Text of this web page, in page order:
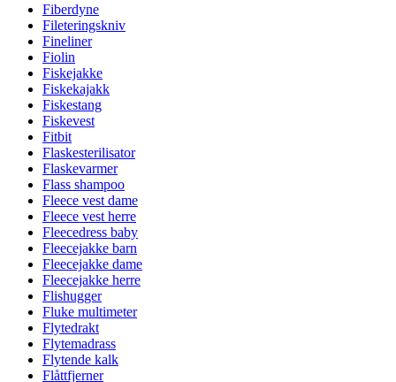
Fiberdyne
Fileteringskniv
Fineliner
Fiolin
Fiskejakke
Fiskekajakk
Fiskestang
Fiskevest
Fitbit
Flaskesterilisator
Flaskevarmer
Flass shampoo
Fleece vest dame
Fleece vest herre
Fleecedress baby
Fleecejakke barn
Fleecejakke dame
Fleecejakke herre
Flishugger
Fluke multimeter
Flytedrakt
Flytemadrass
Flytende kalk
Flåttfjerner